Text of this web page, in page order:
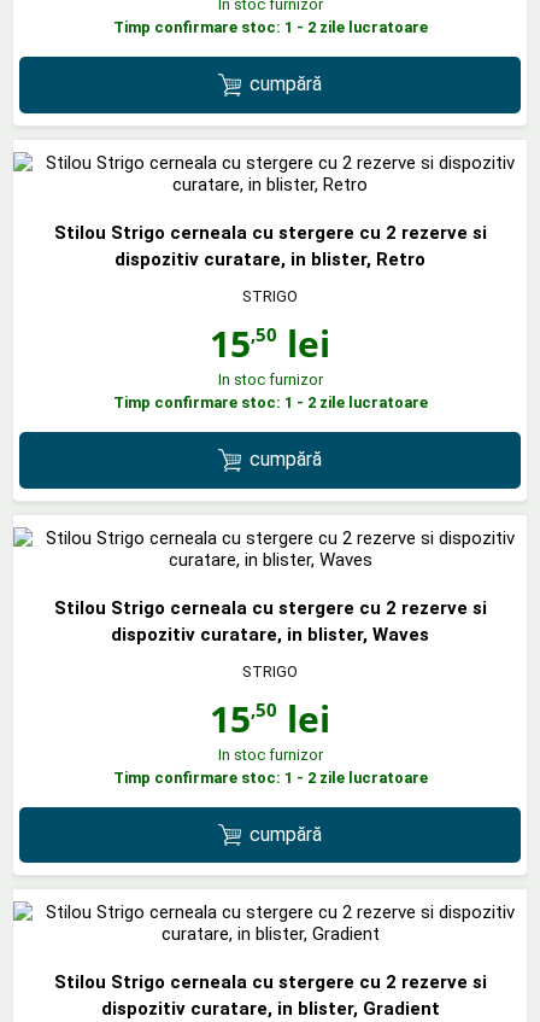
In stoc furnizor
Timp confirmare stoc: 1 - 2 zile lucratoare
cumpără
Stilou Strigo cerneala cu stergere cu 2 rezerve si
dispozitiv curatare, in blister, Retro
STRIGO
15,50 lei
In stoc furnizor
Timp confirmare stoc: 1 - 2 zile lucratoare
cumpără
Stilou Strigo cerneala cu stergere cu 2 rezerve si
dispozitiv curatare, in blister, Waves
STRIGO
15,50 lei
In stoc furnizor
Timp confirmare stoc: 1 - 2 zile lucratoare
cumpără
Stilou Strigo cerneala cu stergere cu 2 rezerve si
dispozitiv curatare, in blister, Gradient